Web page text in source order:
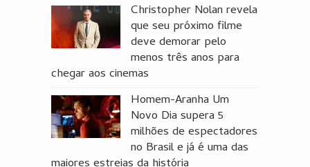
Christopher Nolan revela
que seu próximo filme
deve demorar pelo
menos três anos para
chegar aos cinemas
Homem-Aranha Um
Novo Dia supera 5
milhões de espectadores
no Brasil e já é uma das